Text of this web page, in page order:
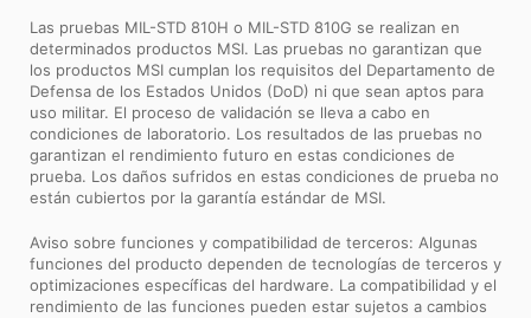
Las pruebas MIL-STD 810H o MIL-STD 810G se realizan en
determinados productos MSI. Las pruebas no garantizan que
los productos MSI cumplan los requisitos del Departamento de
Defensa de los Estados Unidos (DoD) ni que sean aptos para
uso militar. El proceso de validación se lleva a cabo en
condiciones de laboratorio. Los resultados de las pruebas no
garantizan el rendimiento futuro en estas condiciones de
prueba. Los daños sufridos en estas condiciones de prueba no
están cubiertos por la garantía estándar de MSI.
Aviso sobre funciones y compatibilidad de terceros: Algunas
funciones del producto dependen de tecnologías de terceros y
optimizaciones específicas del hardware. La compatibilidad y el
rendimiento de las funciones pueden estar sujetos a cambios